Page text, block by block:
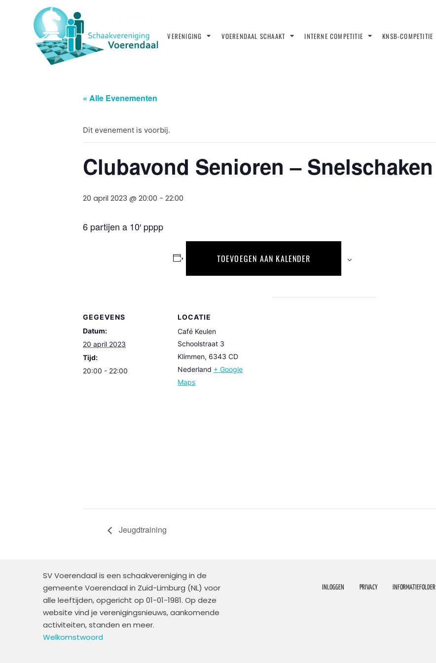
VERENIGING VOERENDAAL SCHAAKT INTERNE COMPETITIE KNSB-COMPETITIE
« Alle Evenementen
Dit evenement is voorbij.
Clubavond Senioren – Snelschaken
20 april 2023 @ 20:00 - 22:00
6 partijen a 10′ pppp
TOEVOEGEN AAN KALENDER
GEGEVENS
Datum:
20 april 2023
Tijd:
20:00 - 22:00
LOCATIE
Café Keulen
Schoolstraat 3
Klimmen, 6343 CD
Nederland + Google
Maps
Jeugdtraining
SV Voerendaal is een schaakvereniging in de
gemeente Voerendaal in Zuid-Limburg (NL) voor
alle leeftijden, opgericht op 01-01-1981. Op deze
website vind je verenigingsnieuws, aankomende
activiteiten, standen en meer.
Welkomstwoord
INLOGGEN PRIVACY INFORMATIEFOLDER